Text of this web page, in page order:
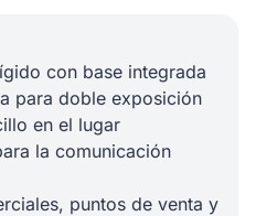
con base integrada
para doble exposición
en el lugar
la comunicación
puntos de venta y